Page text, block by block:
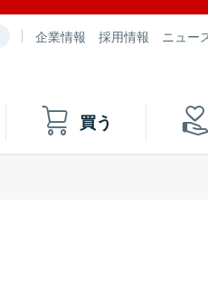
企業情報 採用情報 ニュー
買う